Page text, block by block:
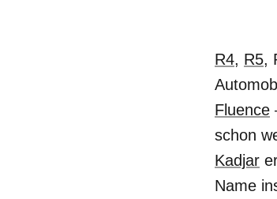
R4, R5,
Fluence
schon
Kadjar
Name